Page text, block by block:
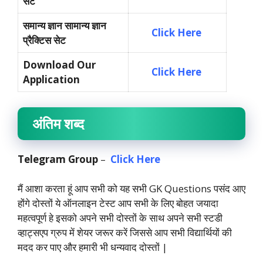
समान्य ज्ञान सामान्य ज्ञान
प्रैक्टिस सेट
Click Here
Download Our
Application
Click Here
अंतिम शब्द
Telegram Group – Click Here
मैं आशा करता हूं आप सभी को यह सभी GK Questions पसंद आए
होंगे दोस्तों ये ऑनलाइन टेस्ट आप सभी के लिए बोहत जयादा
महत्वपूर्ण हे इसको अपने सभी दोस्तों के साथ अपने सभी स्टडी
व्हाट्सएप ग्रुप में शेयर जरूर करें जिससे आप सभी विद्यार्थियों की
मदद कर पाए और हमारी भी धन्यवाद दोस्तों |